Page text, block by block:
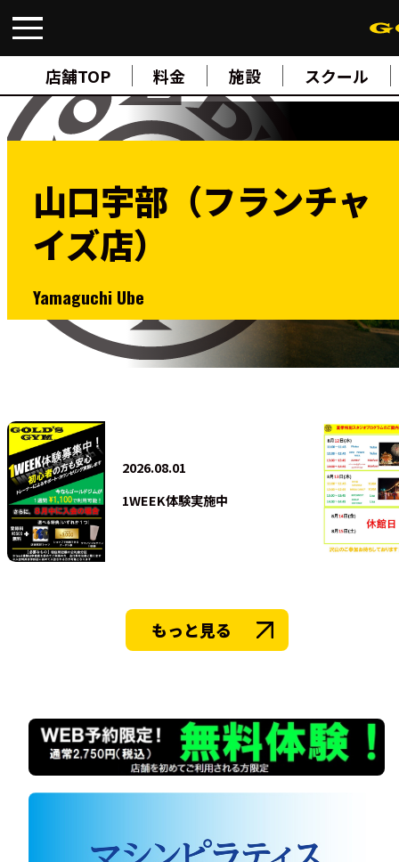
店舗TOP 料金 施設 スクール
FIND A GYM 店舗検索
ABOUT ゴールドジムについて
SUPPORTトレーニングサポート
SCHOOLスクール
STUDIO スタジオ
JOINご入会について
NEWS ニュース
SHOPオンラインストア
山口宇部（フランチャ
イズ店）
Yamaguchi Ube
2026.08.01
1WEEK体験実施中
もっと見る